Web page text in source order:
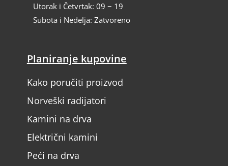
Utorak i Četvrtak: 09 − 19
Subota i Nedelja: Zatvoreno
Planiranje kupovine
Kako poručiti proizvod
Norveški radijatori
Kamini na drva
Električni kamini
Peći na drva